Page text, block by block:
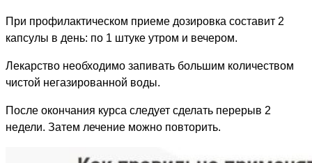
При профилактическом приеме дозировка составит 2
капсулы в день: по 1 штуке утром и вечером.
Лекарство необходимо запивать большим количеством
чистой негазированной воды.
После окончания курса следует сделать перерыв 2
недели. Затем лечение можно повторить.